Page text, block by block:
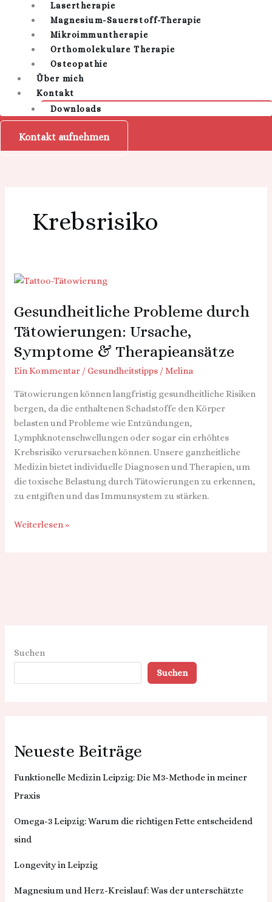
Lasertherapie
Magnesium-Sauerstoff-Therapie
Mikroimmuntherapie
Orthomolekulare Therapie
Osteopathie
Über mich
Kontakt
Downloads
Kontakt aufnehmen
Krebsrisiko
Gesundheitliche Probleme durch
Tätowierungen: Ursache,
Symptome & Therapieansätze
Ein Kommentar / Gesundheitstipps /Melina
Tätowierungen können langfristig gesundheitliche Risiken
bergen, da die enthaltenen Schadstoffe den Körper
belasten und Probleme wie Entzündungen,
Lymphknotenschwellungen oder sogar ein erhöhtes
Krebsrisiko verursachen können. Unsere ganzheitliche
Medizin bietet individuelle Diagnosen und Therapien, um
die toxische Belastung durch Tätowierungen zu erkennen,
zu entgiften und das Immunsystem zu stärken.
Gesundheitliche
durch
Ursache,
Symptome
&
Weiterlesen »
Suchen
Suchen
Neueste Beiträge
Funktionelle Medizin Leipzig: Die M3-Methode in meiner
Praxis
Omega-3 Leipzig: Warum die richtigen Fette entscheidend
sind
Longevity in Leipzig
Magnesium und Herz-Kreislauf: Was der unterschätzte